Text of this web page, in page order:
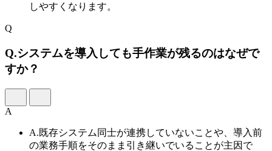
しやすくなります。
Q
Q.システムを導入しても手作業が残るのはなぜで
すか？
A
A.既存システム同士が連携していないことや、導入前
の業務手順をそのまま引き継いでいることが主因で